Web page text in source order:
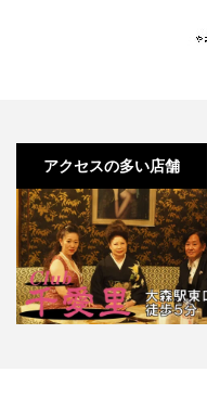
アクセスの多い店舗